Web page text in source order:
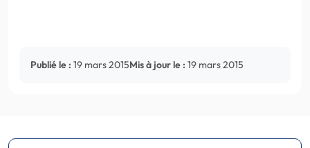
Publié le : 19 mars 2015Mis à jour le : 19 mars 2015